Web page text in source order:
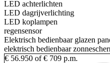
LED achterlichten
LED dagrijverlichting
LED koplampen
regensensor
Elektrisch bedienbaar glazen
elektrisch bedienbaar
€ 56.950 of € 709 p.m.